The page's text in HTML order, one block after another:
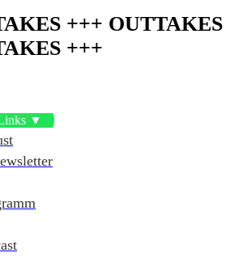
+++ OUTTAKES
+++
▼